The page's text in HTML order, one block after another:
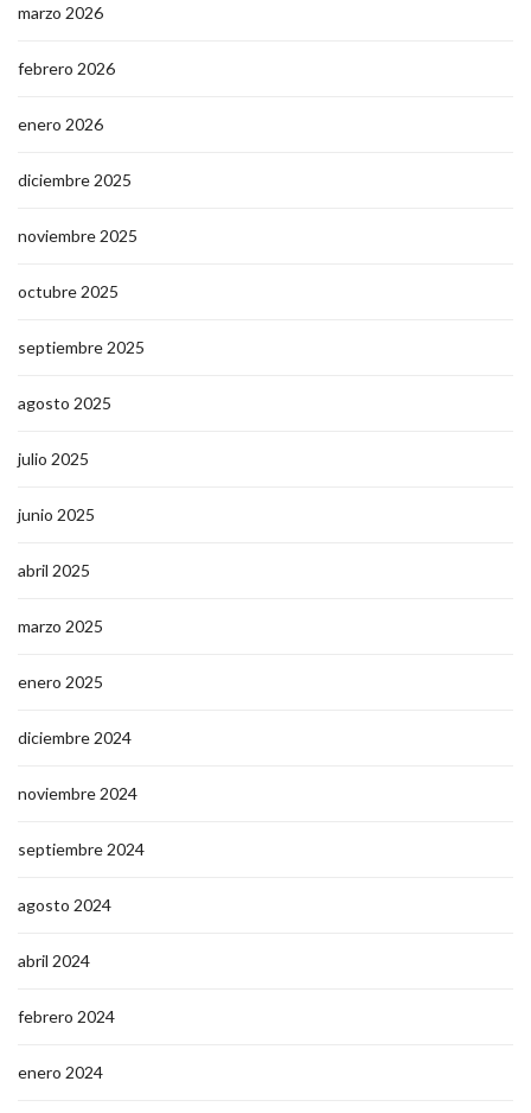
marzo 2026
febrero 2026
enero 2026
diciembre 2025
noviembre 2025
octubre 2025
septiembre 2025
agosto 2025
julio 2025
junio 2025
abril 2025
marzo 2025
enero 2025
diciembre 2024
noviembre 2024
septiembre 2024
agosto 2024
abril 2024
febrero 2024
enero 2024